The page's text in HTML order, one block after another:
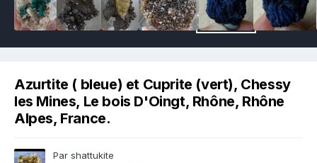
Azurtite ( bleue) et Cuprite (vert), Chessy
les Mines, Le bois D'Oingt, Rhône, Rhône
Alpes, France.
Par shattukite